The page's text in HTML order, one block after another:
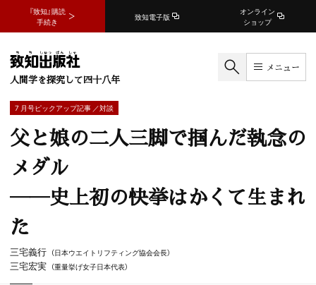
『致知』購読
手続き
致知電子版
オンライン
ショップ
人間学を探究して四十八年
メニュー
7 月号ピックアップ記事 ／対談
父と娘の二人三脚で掴んだ執念の
メダル
――史上初の快挙はかくて生まれ
た
三宅義行 （日本ウエイトリフティング協会会長）
三宅宏実 （重量挙げ女子日本代表）